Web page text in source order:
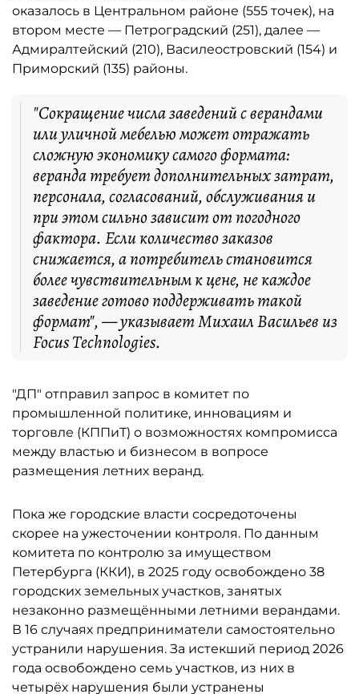
оказалось в Центральном районе (555 точек), на
втором месте — Петроградский (251), далее —
Адмиралтейский (210), Василеостровский (154) и
Приморский (135) районы.
"Сокращение числа заведений с верандами
или уличной мебелью может отражать
сложную экономику самого формата:
веранда требует дополнительных затрат,
персонала, согласований, обслуживания и
при этом сильно зависит от погодного
фактора. Если количество заказов
снижается, а потребитель становится
более чувствительным к цене, не каждое
заведение готово поддерживать такой
формат", — указывает Михаил Васильев из
Focus Technologies.
"ДП" отправил запрос в комитет по
промышленной политике, инновациям и
торговле (КППиТ) о возможностях компромисса
между властью и бизнесом в вопросе
размещения летних веранд.
Пока же городские власти сосредоточены
скорее на ужесточении контроля. По данным
комитета по контролю за имуществом
Петербурга (ККИ), в 2025 году освобождено 38
городских земельных участков, занятых
незаконно размещёнными летними верандами.
В 16 случаях предприниматели самостоятельно
устранили нарушения. За истекший период 2026
года освобождено семь участков, из них в
четырёх нарушения были устранены